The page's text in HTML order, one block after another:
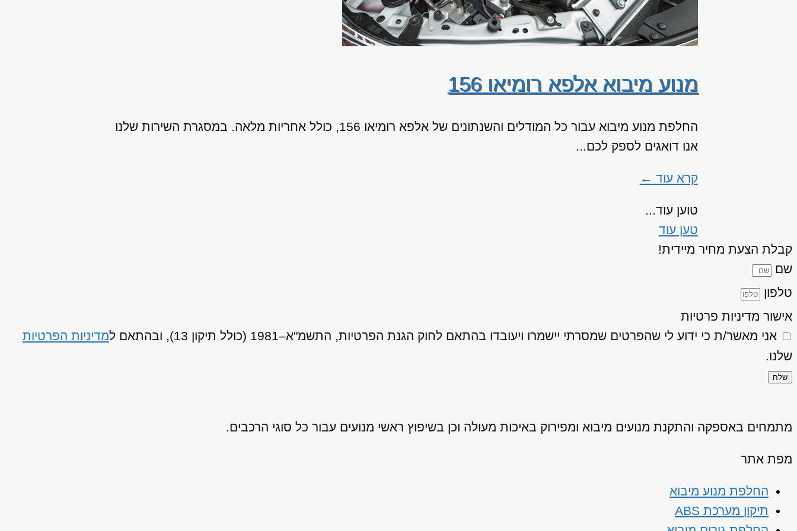
מנוע מיבוא אלפא רומיאו 156
החלפת מנוע מיבוא עבור כל המודלים והשנתונים של אלפא רומיאו 156, כולל אחריות מלאה. במסגרת השירות שלנו
אנו דואגים לספק לכם...
קרא עוד ←
טוען עוד...
טען עוד
קבלת הצעת מחיר מיידית!
שם
טלפון
אישור מדיניות פרטיות
אני מאשר/ת כי ידוע לי שהפרטים שמסרתי יישמרו ויעובדו בהתאם לחוק הגנת הפרטיות, התשמ"א–1981 (כולל תיקון 13), ובהתאם ל
מדיניות הפרטיות
שלנו.
שלח
מתמחים באספקה והתקנת מנועים מיבוא ומפירוק באיכות מעולה וכן בשיפוץ ראשי מנועים עבור כל סוגי הרכבים.
מפת אתר
החלפת מנוע מיבוא
תיקון מערכת ABS